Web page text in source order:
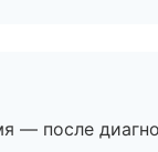
— после